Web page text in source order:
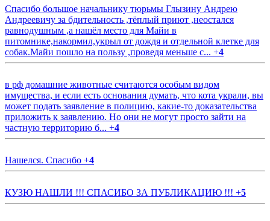
Спасибо большое начальнику тюрьмы Глызину Андрею
Андреевичу за бдительность ,тёплый приют ,неостался
равнодушным ,а нашёл место для Майи в
питомнике,накормил,укрыл от дождя и отдельной клетке для
собак.Майи пошло на пользу ,проведя меньше с... +4
в рф домашние животные считаются особым видом
имущества, и если есть основания думать, что кота украли, вы
может подать заявление в полицию, какие-то доказательства
приложить к заявлению. Но они не могут просто зайти на
частную территорию б... +4
Нашелся. Спасибо +4
КУЗЮ НАШЛИ !!! СПАСИБО ЗА ПУБЛИКАЦИЮ !!! +5